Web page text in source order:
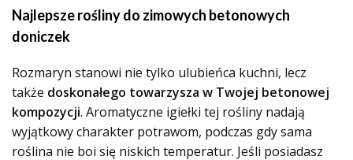
Najlepsze rośliny do zimowych betonowych
doniczek
Rozmaryn stanowi nie tylko ulubieńca kuchni, lecz
także doskonałego towarzysza w Twojej betonowej
kompozycji. Aromatyczne igiełki tej rośliny nadają
wyjątkowy charakter potrawom, podczas gdy sama
roślina nie boi się niskich temperatur. Jeśli posiadasz